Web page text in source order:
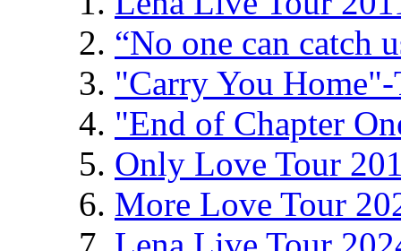
“No one can catch
"Carry You
"End of Chapter
Only Love Tour
More Love Tour